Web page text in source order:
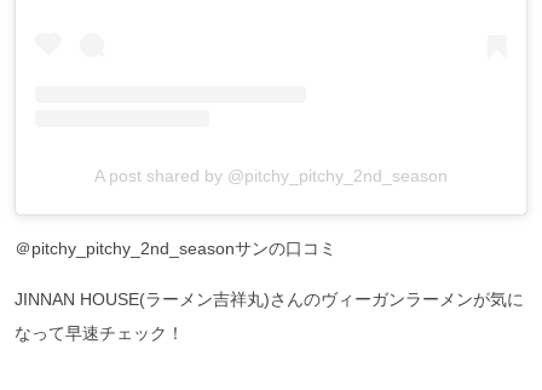
A post shared by @pitchy_pitchy_2nd_season
＠pitchy_pitchy_2nd_seasonサンの口コミ
JINNAN HOUSE(ラーメン吉祥丸)さんのヴィーガンラーメンが気に
なって早速チェック！